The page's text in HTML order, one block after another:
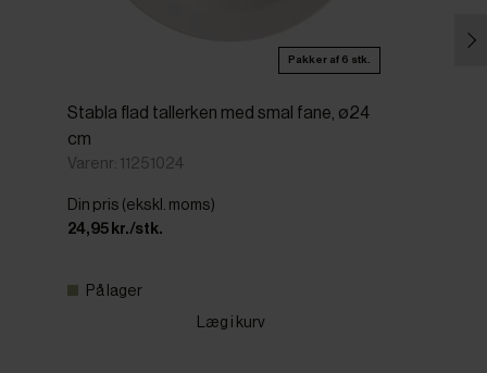
Pakker af 6 stk.
Stabla flad tallerken med smal fane, ø24
cm
Varenr: 11251024
Din pris (ekskl. moms)
24,95 kr./stk.
På lager
Læg i kurv